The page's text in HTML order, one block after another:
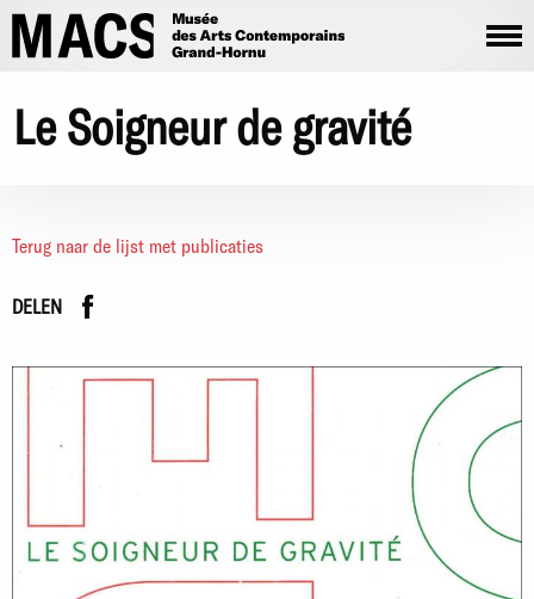
Overslaan en naar de inhoud gaan
Le Soigneur de gravité
Terug naar de lijst met publicaties
DELEN